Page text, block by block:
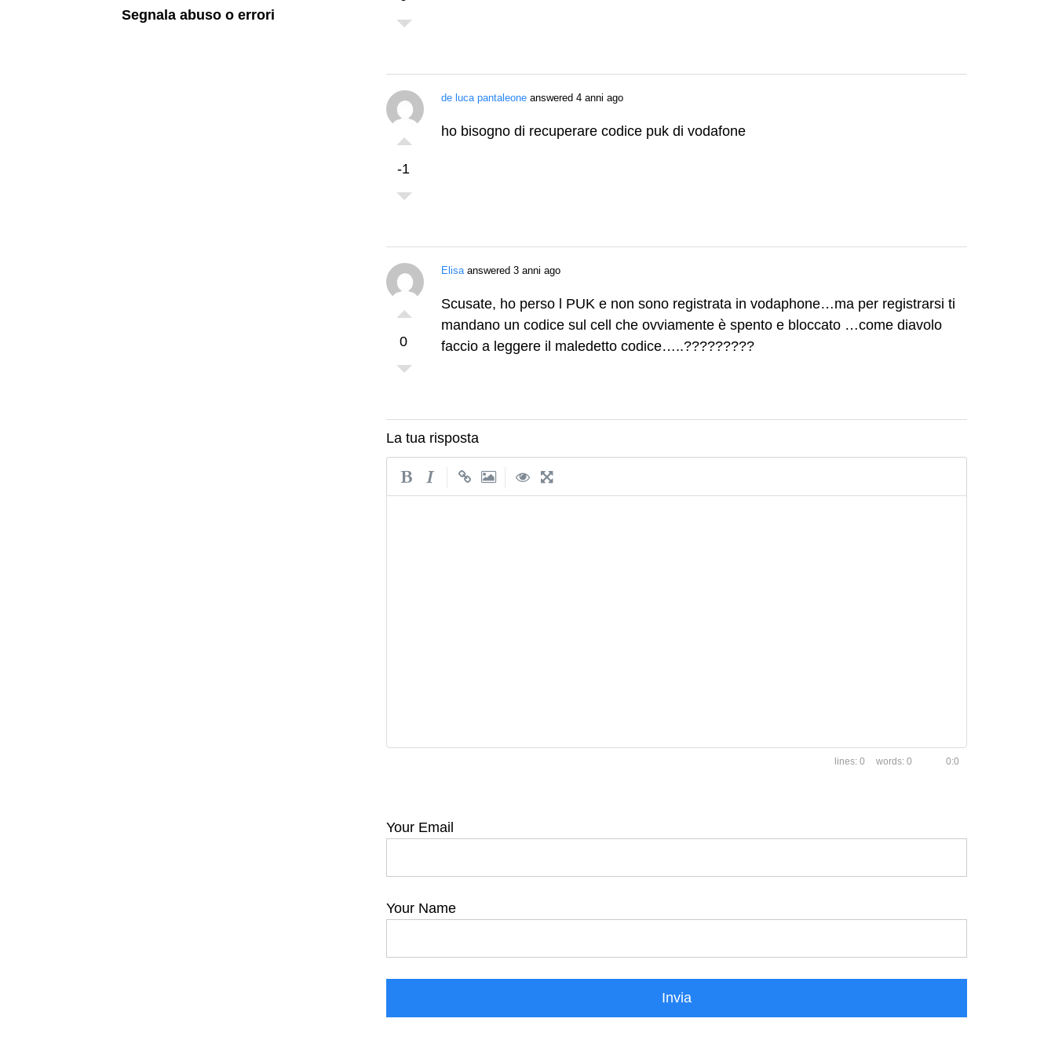
-1
de luca pantaleone answered 4 anni ago
ho bisogno di recuperare codice puk di vodafone
0
Elisaanswered 3 anni ago
Scusate, ho perso l PUK e non sono registrata in vodaphone…ma per registrarsi ti
mandano un codice sul cell che ovviamente è spento e bloccato …come diavolo
faccio a leggere il maledetto codice…..?????????
La tua risposta
0 0 0:0
Your Email
Your Name
Segnala abuso o errori